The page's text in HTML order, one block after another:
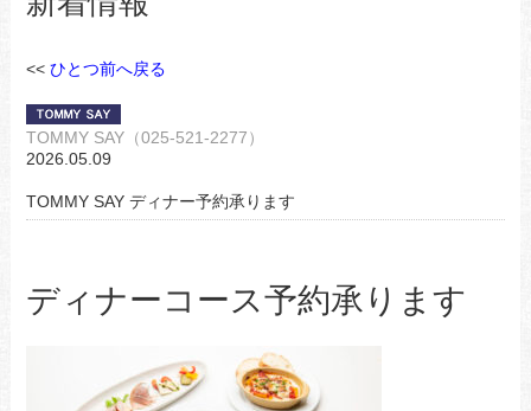
<< ひとつ前へ戻る
TOMMY SAY（025-521-2277）
2026.05.09
TOMMY SAY ディナー予約承ります
ディナーコース予約承ります